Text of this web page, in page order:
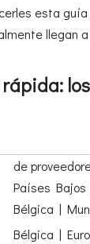
esta guía
llegan
de
Países Bajos
Bélgica |
Bélgica |